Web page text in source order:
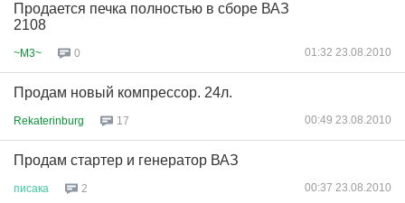
Продается печка полностью в сборе ВАЗ
2108
~M3~ 0 01:32 23.08.2010
Продам новый компрессор. 24л.
Rekaterinburg 17 00:49 23.08.2010
Продам стартер и генератор ВАЗ
писака 2 00:37 23.08.2010